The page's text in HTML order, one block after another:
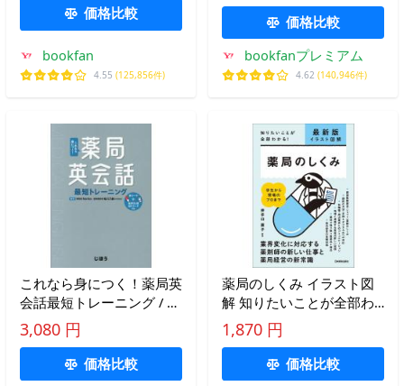
価格比較
bookfan
4.55 (125,856件)
価格比較
bookfanプレミアム
4.62 (140,946件)
これなら身につく！薬局英
会話最短トレーニング / Ｎ
ｏｒｉｋｏ
3,080 円
価格比較
薬局のしくみ イラスト図
解 知りたいことが全部わ
かる!/井手口直子
1,870 円
価格比較